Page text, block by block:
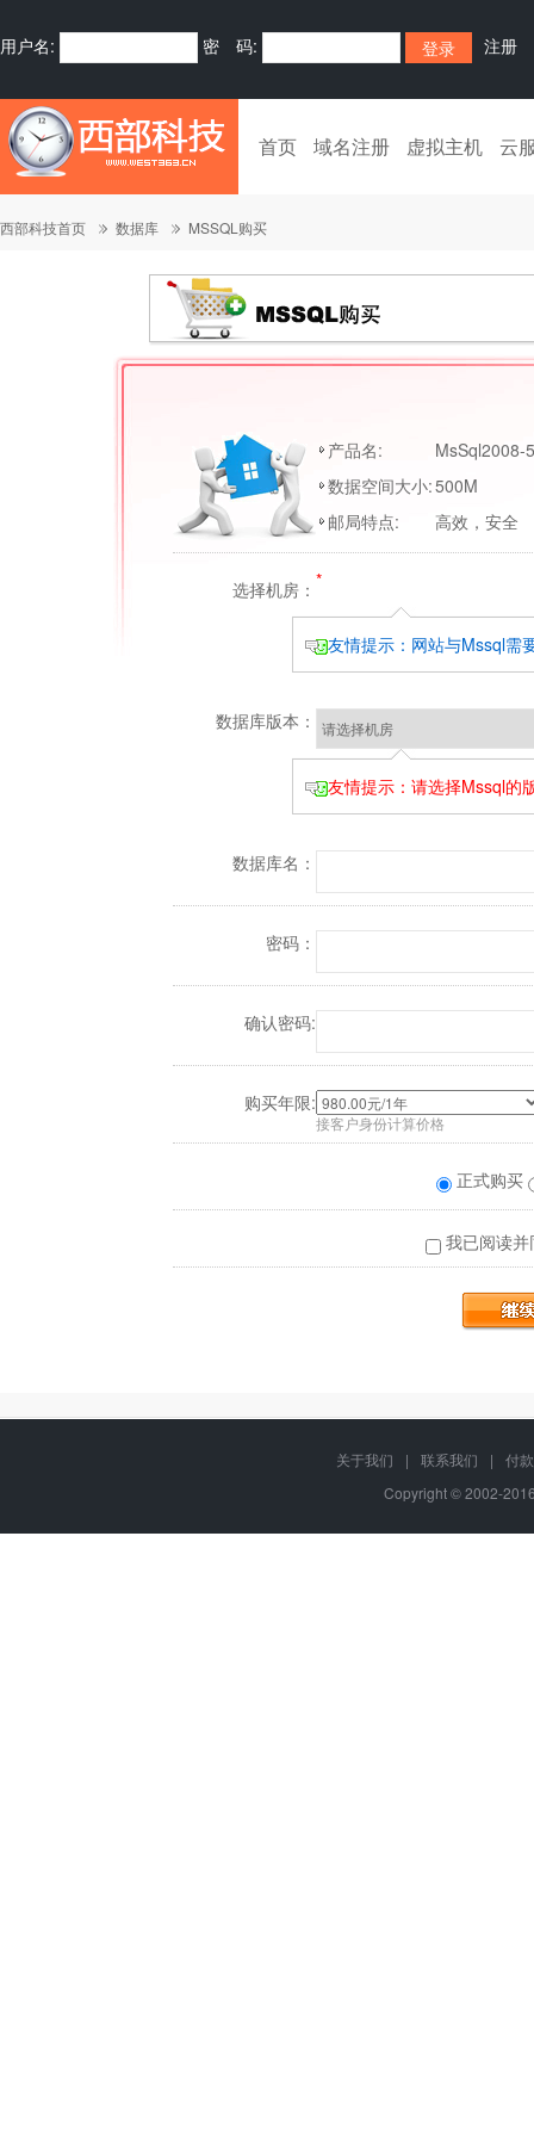
用户名: 密 码: 注册
首页 域名注册 虚拟主机 云
西部科技首页 数据库 MSSQL购买
产品名:
MsSql2008-
数据空间大小:500M
邮局特点:
高效，安全
选择机房： *
友情提示：网站与Mssql需
数据库版本：
友情提示：请选择Mssql的
数据库名：
密码：
确认密码:
购买年限:
接客户身份计算价格
正式购买
我已阅读并
关于我们 | 联系我们 |
付
Copyright © 2002-